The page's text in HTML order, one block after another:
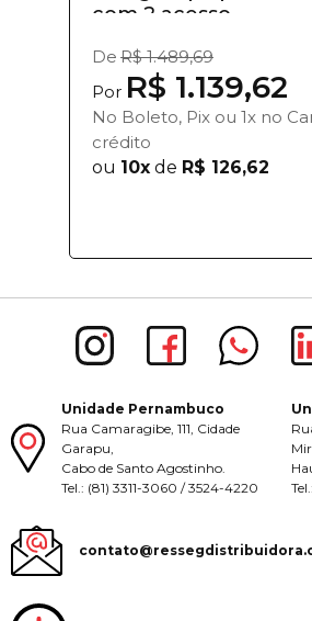
com 2 acesso...
De R$ 1.489,69
Por R$ 1.139,62
No Boleto, Pix ou 1x no
crédito
ou 10x de R$ 126,62
Unidade Pernambuco
Rua Camaragibe, 111, Cidade
Garapu,
Cabo de Santo Agostinho.
Tel.: (81) 3311-3060 / 3524-4220